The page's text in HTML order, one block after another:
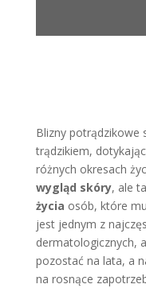
Blizny potrądzikowe
trądzikiem,
różnych okresach
wygląd skóry, ale
życia osób, które
jest jednym z
dermatologicznych,
pozostać na lata, a
na rosnące